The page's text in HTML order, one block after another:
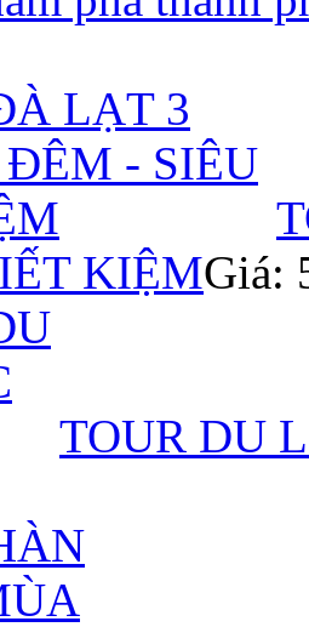
KIỆMGiá:
TOUR DU